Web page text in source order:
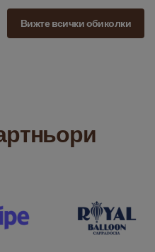
Вижте всички обиколки